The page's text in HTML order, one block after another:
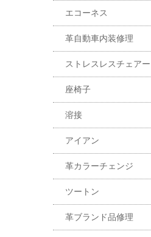
エコーネス
革自動車内装修理
ストレスレスチェアー
座椅子
溶接
アイアン
革カラーチェンジ
ツートン
革ブランド品修理